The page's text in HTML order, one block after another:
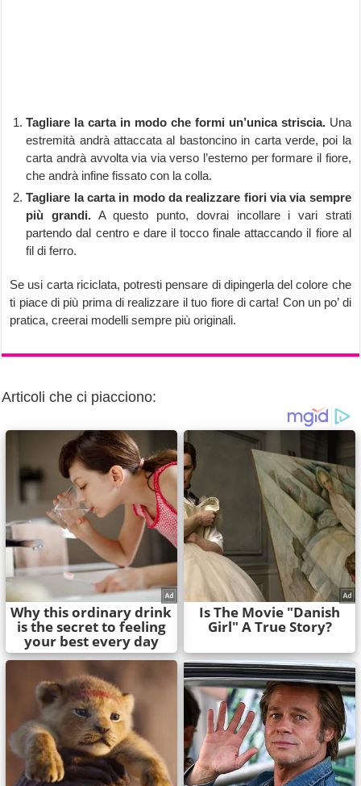
Tagliare la carta in modo che formi un’unica striscia.Una
estremità andrà attaccata al bastoncino in carta verde, poi la
carta andrà avvolta via via verso l’esterno per formare il fiore,
che andrà infine fissato con la colla.
Tagliare la carta in modo da realizzare fiori via via sempre
più grandi.A questo punto, dovrai incollare i vari strati
partendo dal centro e dare il tocco finale attaccando il fiore al
fil di ferro.
Se usi carta riciclata, potresti pensare di dipingerla del colore che
ti piace di più prima di realizzare il tuo fiore di carta! Con un po’ di
pratica, creerai modelli sempre più originali.
Articoli che ci piacciono: